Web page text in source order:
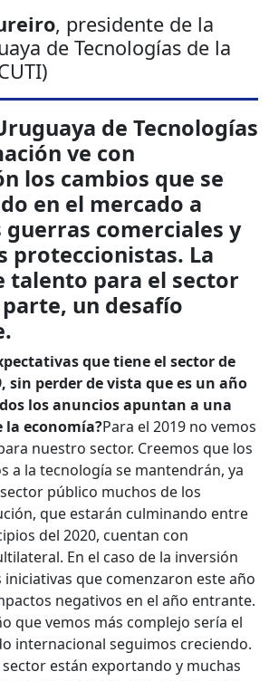
, presidente de la
de Tecnologías de la
de Tecnologías
ve con
los cambios que se
en el mercado a
guerras comerciales y
proteccionistas. La
talento para el sector
un desafío
que tiene el sector de
sin perder de vista que es un año
los anuncios apuntan a una
la economía?Para el 2019 no vemos
nuestro sector. Creemos que los
a la tecnología se mantendrán, ya
público muchos de los
que estarán culminando entre
del 2020, cuentan con
En el caso de la inversión
iniciativas que comenzaron este año
negativos en el año entrante.
que vemos más complejo sería el
internacional seguimos creciendo.
están exportando y muchas